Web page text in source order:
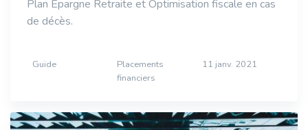
Plan Epargne Retraite et Optimisation fiscale en cas
de décès.
Guide
Placements
financiers
11 janv. 2021